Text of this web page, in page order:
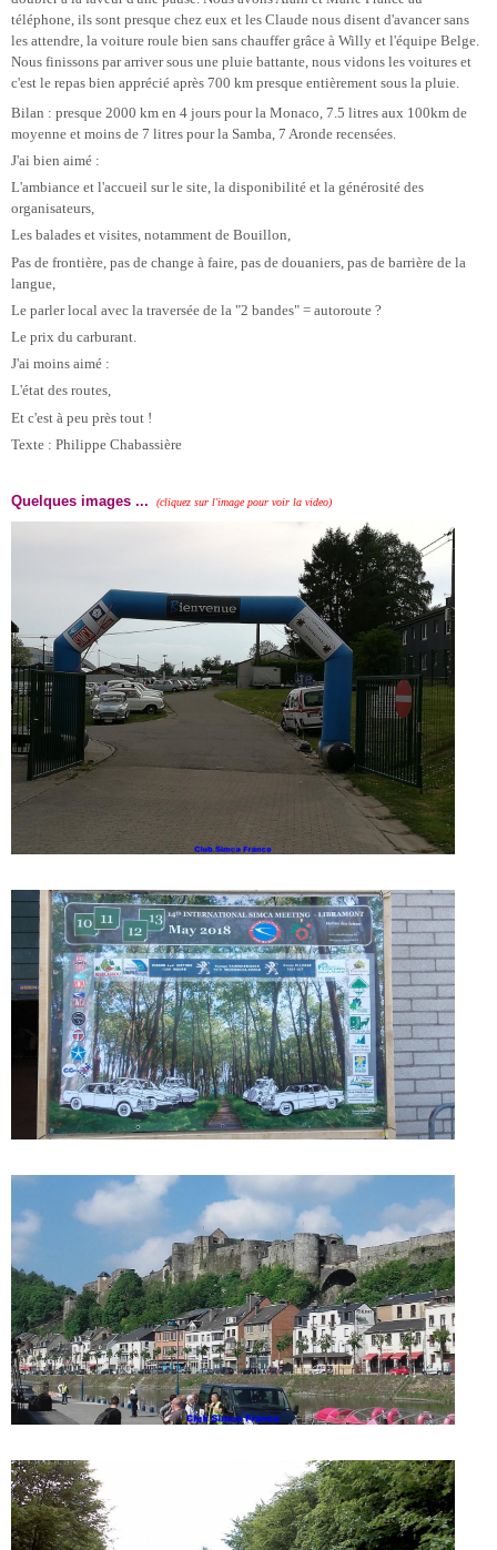
téléphone, ils sont presque chez eux et les Claude nous disent d'avancer sans
les attendre, la voiture roule bien sans chauffer grâce à Willy et l'équipe Belge.
Nous finissons par arriver sous une pluie battante, nous vidons les voitures et
c'est le repas bien apprécié après 700 km presque entièrement sous la pluie.
Bilan : presque 2000 km en 4 jours pour la Monaco, 7.5 litres aux 100km de
moyenne et moins de 7 litres pour la Samba, 7 Aronde recensées.
J'ai bien aimé :
L'ambiance et l'accueil sur le site, la disponibilité et la générosité des
organisateurs,
Les balades et visites, notamment de Bouillon,
Pas de frontière, pas de change à faire, pas de douaniers, pas de barrière de la
langue,
Le parler local avec la traversée de la "2 bandes" = autoroute ?
Le prix du carburant.
J'ai moins aimé :
L'état des routes,
Et c'est à peu près tout !
Texte : Philippe Chabassière
Quelques images ... (cliquez sur l'image pour voir la video)